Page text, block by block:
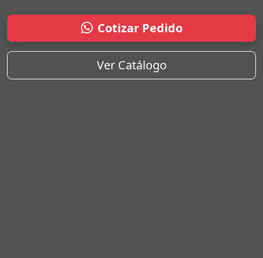
Cotizar Pedido
Ver Catálogo